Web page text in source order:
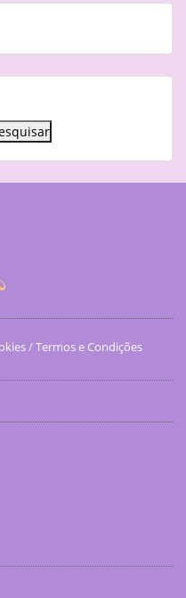
/Termos e Condições